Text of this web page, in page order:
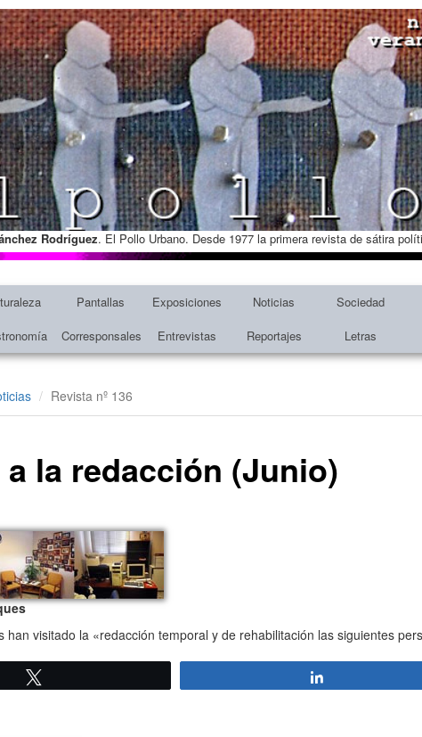
Rodríguez. El Pollo Urbano. Desde 1977 la primera revista de sátira
Pantallas Exposiciones Noticias Sociedad
Corresponsales Entrevistas Reportajes Letras
Revista nº 136
la redacción (Junio)
han visitado la «redacción temporal y de rehabilitación las siguientes